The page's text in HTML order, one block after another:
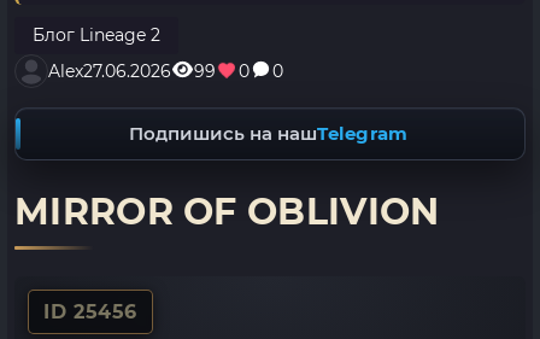
Блог Lineage 2
Alex27.06.2026 99 0 0
Подпишись на нашTelegram
MIRROR OF OBLIVION
ID 25456